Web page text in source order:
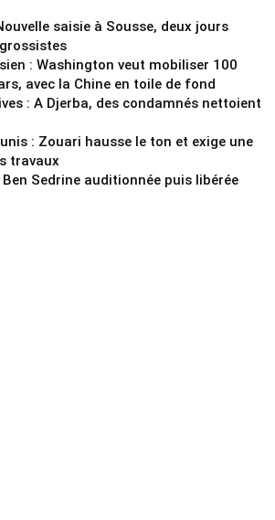
saisie à Sousse, deux jours
: Washington veut mobiliser 100
avec la Chine en toile de fond
: A Djerba, des condamnés nettoient
: Zouari hausse le ton et exige une
travaux
Sedrine auditionnée puis libérée